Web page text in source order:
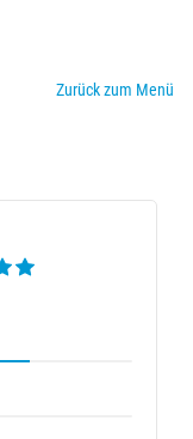
Zurück zum Menü